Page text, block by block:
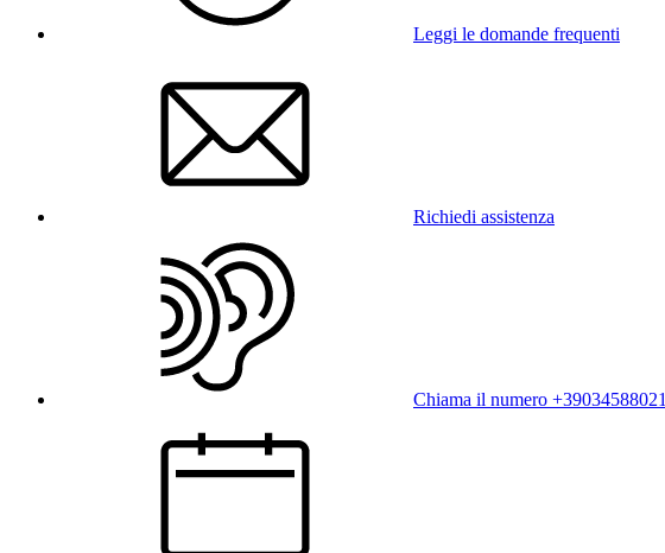
Leggi le domande frequenti
Richiedi assistenza
Chiama il numero +39034588021